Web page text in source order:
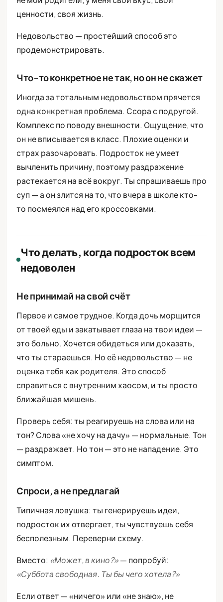
ценности, своя жизнь.
Недовольство — простейший способ это
продемонстрировать.
Что-то конкретное не так, но он не скажет
Иногда за тотальным недовольством прячется
одна конкретная проблема. Ссора с подругой.
Комплекс по поводу внешности. Ощущение, что
он не вписывается в класс. Плохие оценки и
страх разочаровать. Подросток не умеет
вычленить причину, поэтому раздражение
растекается на всё вокруг. Ты спрашиваешь про
суп — а он злится на то, что вчера в школе кто-
то посмеялся над его кроссовками.
Что делать, когда подросток всем
недоволен
Не принимай на свой счёт
Первое и самое трудное. Когда дочь морщится
от твоей еды и закатывает глаза на твои идеи —
это больно. Хочется обидеться или доказать,
что ты стараешься. Но её недовольство — не
оценка тебя как родителя. Это способ
справиться с внутренним хаосом, и ты просто
ближайшая мишень.
Проверь себя: ты реагируешь на слова или на
тон? Слова «не хочу на дачу» — нормальные. Тон
— раздражает. Но тон — это не нападение. Это
симптом.
Спроси, а не предлагай
Типичная ловушка: ты генерируешь идеи,
подросток их отвергает, ты чувствуешь себя
бесполезным. Переверни схему.
Вместо: «Может, в кино?»— попробуй:
«Суббота свободная. Ты бы чего хотела?»
Если ответ — «ничего» или «не знаю», не